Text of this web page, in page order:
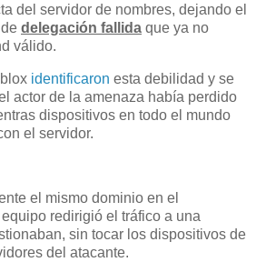
del servidor de nombres, dejando el
delegación fallida que ya no
válido.
identificaron esta debilidad y se
actor de la amenaza había perdido
dispositivos en todo el mundo
el servidor.
el mismo dominio en el
redirigió el tráfico a una
sin tocar los dispositivos de
del atacante.